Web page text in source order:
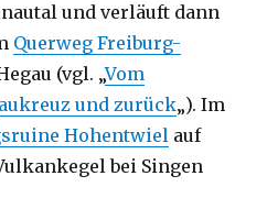
und verläuft dann
Querweg Freiburg-
(vgl. „Vom
und zurück„). Im
Hohentwiel auf
bei Singen